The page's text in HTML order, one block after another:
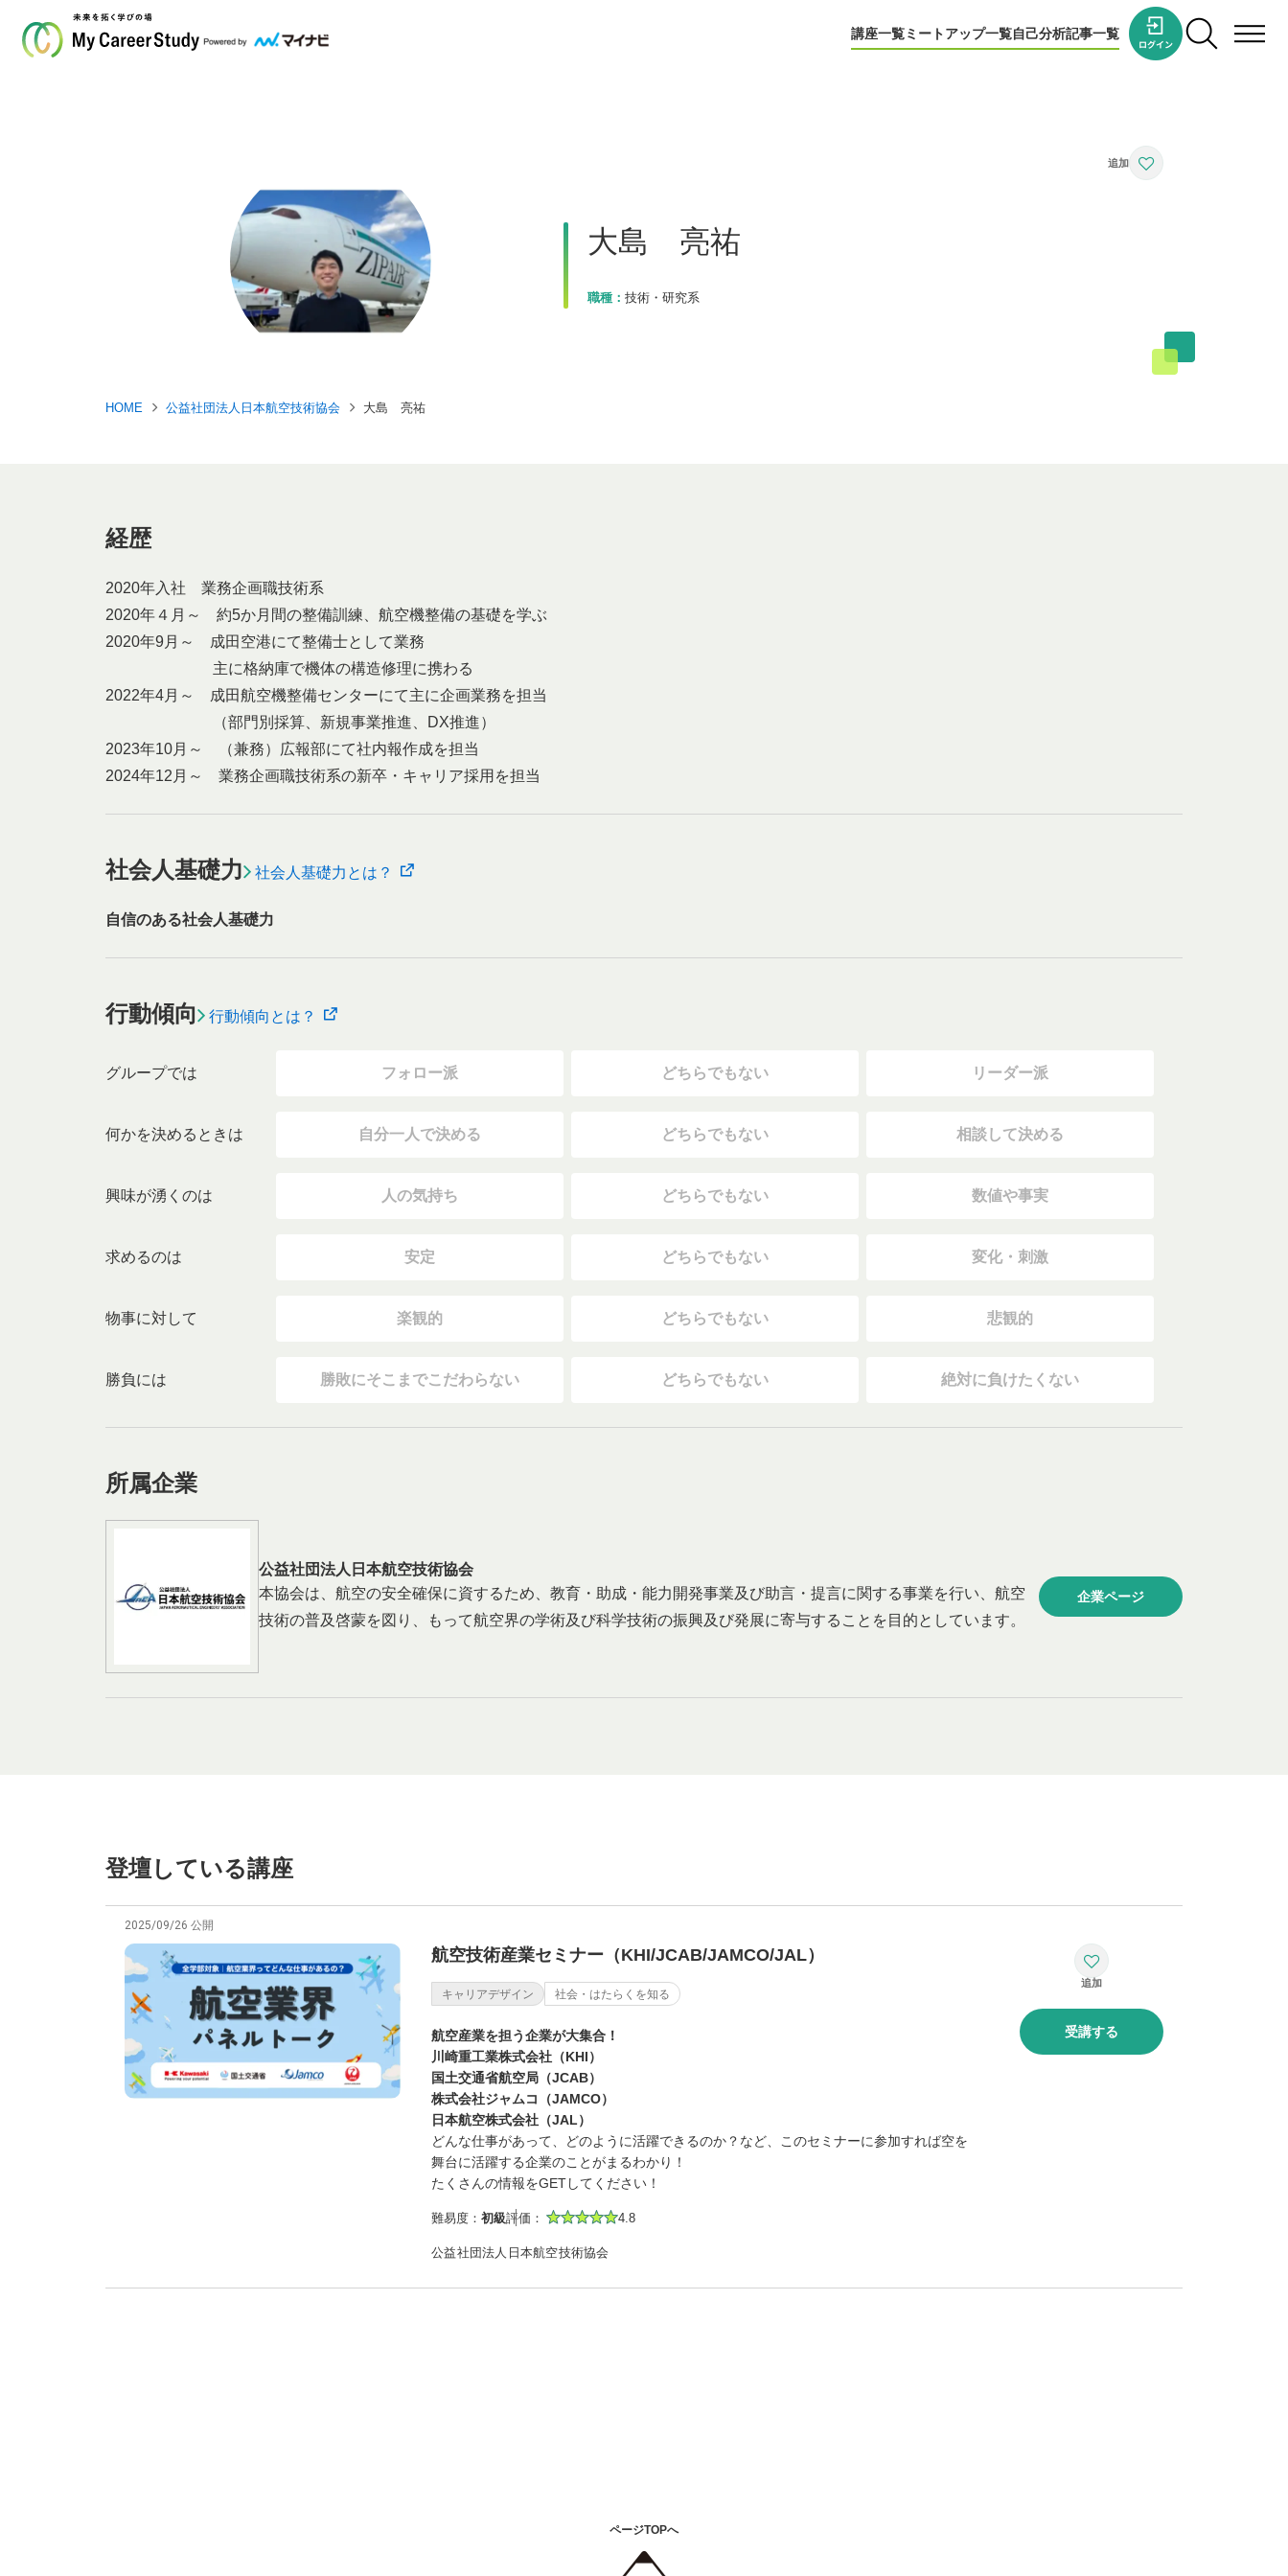
講座一覧ミートアップ一覧自己分析記事一覧
大島 亮祐
職種：技術・研究系
HOME 公益社団法人日本航空技術協会 大島 亮祐
経歴
2020年入社 業務企画職技術系
2020年４月～ 約5か月間の整備訓練、航空機整備の基礎を学ぶ
2020年9月～ 成田空港にて整備士として業務
主に格納庫で機体の構造修理に携わる
2022年4月～ 成田航空機整備センターにて主に企画業務を担当
（部門別採算、新規事業推進、DX推進）
2023年10月～ （兼務）広報部にて社内報作成を担当
2024年12月～ 業務企画職技術系の新卒・キャリア採用を担当
社会人基礎力 社会人基礎力とは？
自信のある社会人基礎力
行動傾向 行動傾向とは？
グループでは フォロー派 どちらでもない リーダー派
何かを決めるときは 自分一人で決める どちらでもない 相談して決める
興味が湧くのは 人の気持ち どちらでもない 数値や事実
求めるのは 安定 どちらでもない 変化・刺激
物事に対して 楽観的 どちらでもない 悲観的
勝負には 勝敗にそこまでこだわらない どちらでもない 絶対に負けたくない
所属企業
公益社団法人日本航空技術協会
本協会は、航空の安全確保に資するため、教育・助成・能力開発事業及び助言・提言に関する事業を行い、航空
技術の普及啓蒙を図り、もって航空界の学術及び科学技術の振興及び発展に寄与することを目的としています。
企業ページ
登壇している講座
2025/09/26 公開
航空技術産業セミナー（KHI/JCAB/JAMCO/JAL）
キャリアデザイン 社会・はたらくを知る
航空産業を担う企業が大集合！
川崎重工業株式会社（KHI）
国土交通省航空局（JCAB）
株式会社ジャムコ（JAMCO）
日本航空株式会社（JAL）
どんな仕事があって、どのように活躍できるのか？など、このセミナーに参加すれば空を
舞台に活躍する企業のことがまるわかり！
たくさんの情報をGETしてください！
難易度： 初級評価： 4.8
公益社団法人日本航空技術協会
受講する
ページTOPへ